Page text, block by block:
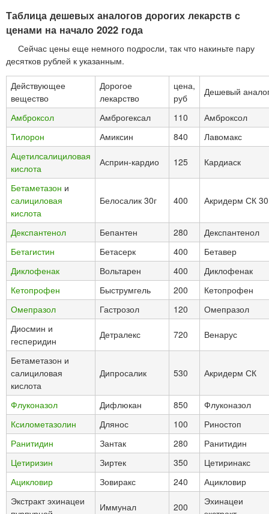
Таблица дешевых аналогов дорогих лекарств с
ценами на начало 2022 года
Сейчас цены еще немного подросли, так что накиньте пару
десятков рублей к указанным.
Действующее
вещество
Дорогое
лекарство
цена,
руб
Дешевый
Амброксол Амброгексал 110
Амброксол
Тилорон
Амиксин 840
Лавомакс
Ацетилсалициловая
кислота
Асприн-кардио 125 Кардиаск
Бетаметазон и
салициловая
кислота
Белосалик 30г 400 Акридерм СК
Декспантенол Бепантен 280
Декспантенол
Бетагистин
Бетасерк 400
Бетавер
Диклофенак
Вольтарен 400
Диклофенак
Кетопрофен
Быструмгель 200
Кетопрофен
Омепразол
Гастрозол 120
Омепразол
Диосмин и
гесперидин
Детралекс 720 Венарус
Бетаметазон и
салициловая
кислота
Дипросалик 530 Акридерм СК
Флуконазол Дифлюкан 850
Флуконазол
Ксилометазолин
Длянос 100
Риностоп
Ранитидин
Зантак 280
Ранитидин
Цетиризин
Зиртек 350
Цетиринакс
Ацикловир
Зовиракс 240
Ацикловир
Экстракт эхинацеи
Иммунал 200
Эхинацеи